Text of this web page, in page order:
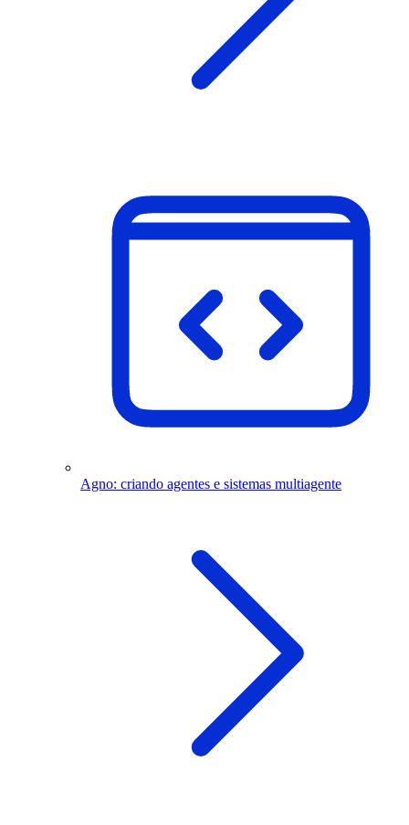
Agno: criando agentes e sistemas multiagente